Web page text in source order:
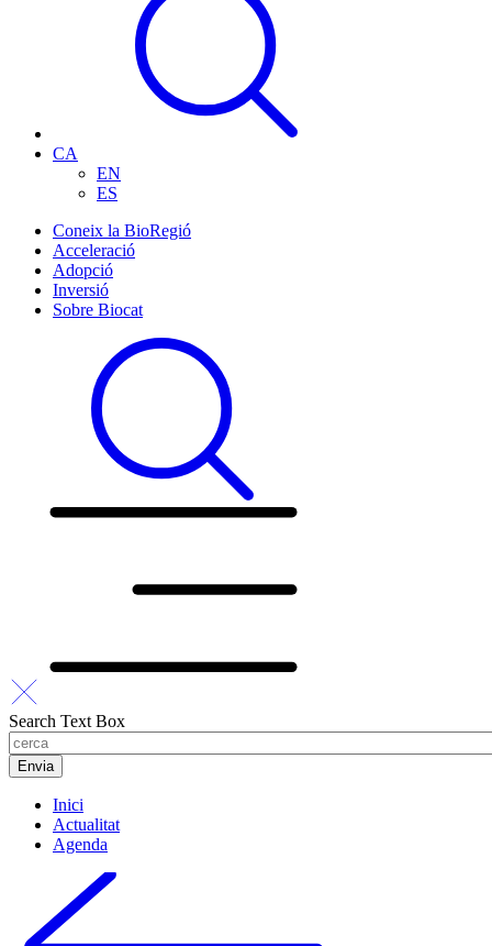
CA
EN
ES
Coneix la BioRegió
Acceleració
Adopció
Inversió
Sobre Biocat
Search Text Box
Inici
Actualitat
Agenda